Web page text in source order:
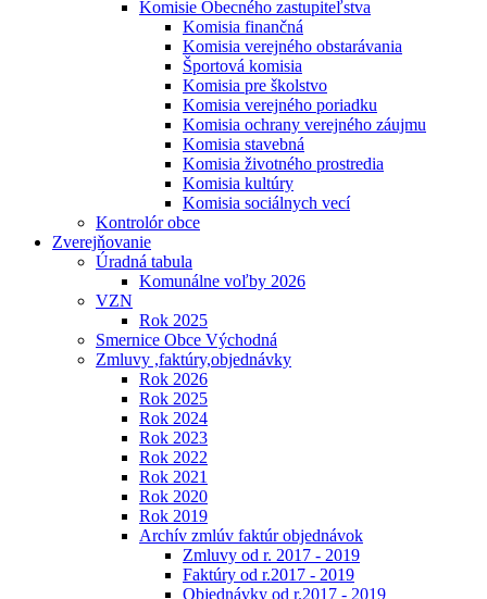
Komisie Obecného zastupiteľstva
Komisia finančná
Komisia verejného obstarávania
Športová komisia
Komisia pre školstvo
Komisia verejného poriadku
Komisia ochrany verejného záujmu
Komisia stavebná
Komisia životného prostredia
Komisia kultúry
Komisia sociálnych vecí
Kontrolór obce
Zverejňovanie
Úradná tabula
Komunálne voľby 2026
VZN
Rok 2025
Smernice Obce Východná
Zmluvy ,faktúry,objednávky
Rok 2026
Rok 2025
Rok 2024
Rok 2023
Rok 2022
Rok 2021
Rok 2020
Rok 2019
Archív zmlúv faktúr objednávok
Zmluvy od r. 2017 - 2019
Faktúry od r.2017 - 2019
Objednávky od r.2017 - 2019